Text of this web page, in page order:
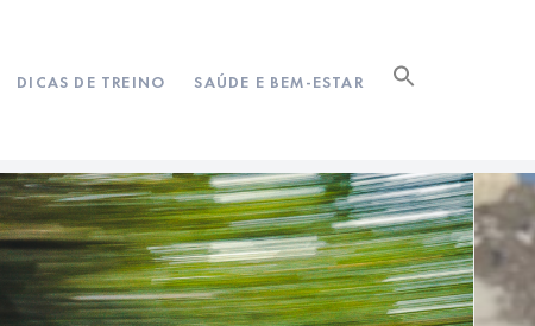
DICAS DE TREINO SAÚDE E BEM-ESTAR